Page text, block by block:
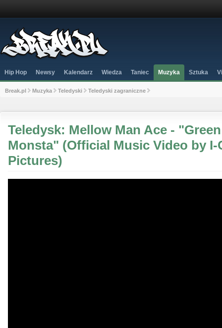
Hip Hop Newsy Kalendarz Wiedza Taniec Muzyka Sztuka
Break.pl Muzyka Teledyski Teledyski zagraniczne
Teledysk: Mellow Man Ace -
Monsta" (Official Music Video by I-
Pictures)